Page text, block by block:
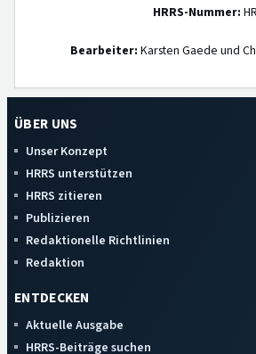
HRRS-Nummer:
Bearbeiter: Karsten Gaede und
ÜBER UNS
Unser Konzept
HRRS unterstützen
HRRS zitieren
Publizieren
Redaktionelle Richtlinien
Redaktion
ENTDECKEN
Aktuelle Ausgabe
HRRS-Beiträge suchen